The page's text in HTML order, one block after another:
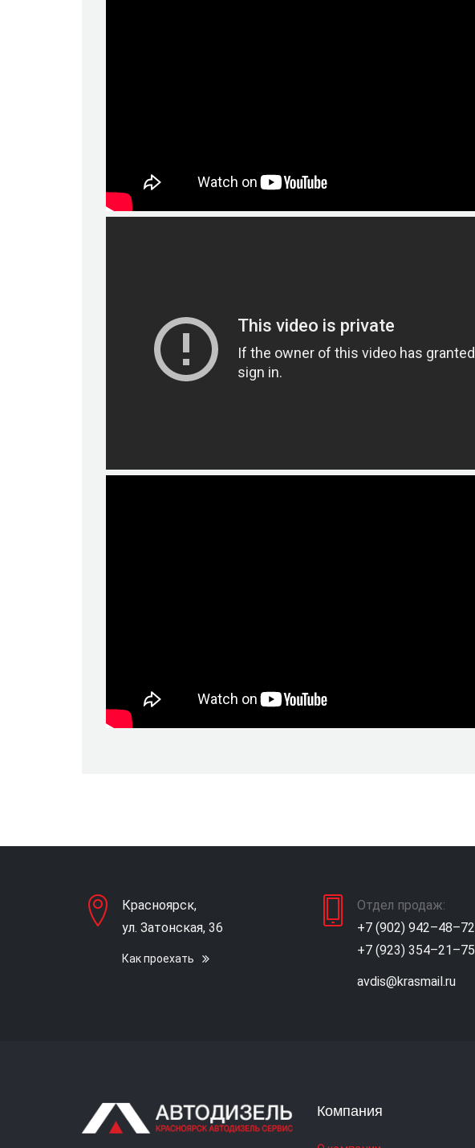
Красноярск,
ул. Затонская, 36
Как проехать
Отдел продаж:
+7 (902) 942–48–72
+7 (923) 354–21–75
avdis@krasmail.ru
Компания